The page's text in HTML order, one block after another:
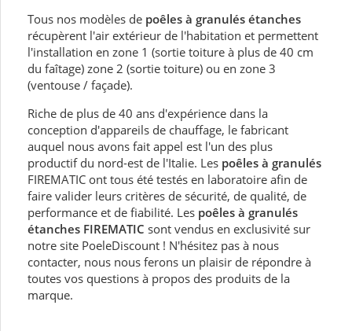
Tous nos modèles de poêles à granulés étanches
récupèrent l'air extérieur de l'habitation et permettent
l'installation en zone 1 (sortie toiture à plus de 40 cm
du faîtage) zone 2 (sortie toiture) ou en zone 3
(ventouse / façade).
Riche de plus de 40 ans d'expérience dans la
conception d'appareils de chauffage, le fabricant
auquel nous avons fait appel est l'un des plus
productif du nord-est de l'Italie. Les poêles à granulés
FIREMATIC ont tous été testés en laboratoire afin de
faire valider leurs critères de sécurité, de qualité, de
performance et de fiabilité. Les poêles à granulés
étanches FIREMATIC sont vendus en exclusivité sur
notre site PoeleDiscount ! N'hésitez pas à nous
contacter, nous nous ferons un plaisir de répondre à
toutes vos questions à propos des produits de la
marque.